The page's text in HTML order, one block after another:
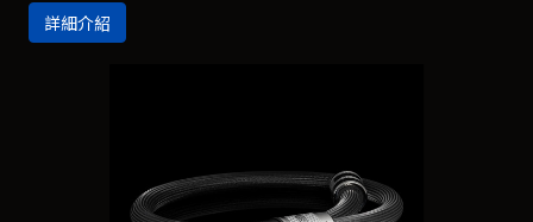
詳細介紹